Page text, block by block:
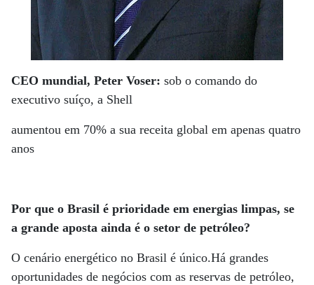
CEO mundial, Peter Voser: sob o comando do
executivo suíço, a Shell
aumentou em 70% a sua receita global em apenas quatro
anos
Por que o Brasil é prioridade em energias limpas, se
a grande aposta ainda é o setor de petróleo?
O cenário energético no Brasil é único.Há grandes
oportunidades de negócios com as reservas de petróleo,